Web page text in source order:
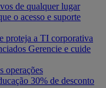
de qualquer lugar
o acesso e suporte
proteja a TI corporativa
Gerencie e cuide
operações
30% de desconto